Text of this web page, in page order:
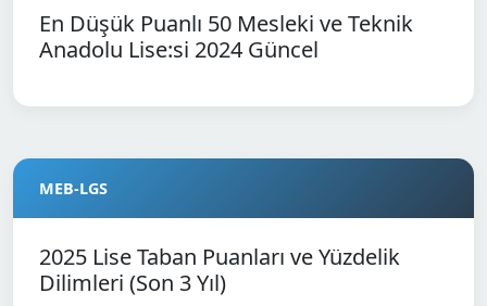
En Düşük Puanlı 50 Mesleki ve Teknik
Anadolu Lise:si 2024 Güncel
MEB-LGS
2025 Lise Taban Puanları ve Yüzdelik
Dilimleri (Son 3 Yıl)